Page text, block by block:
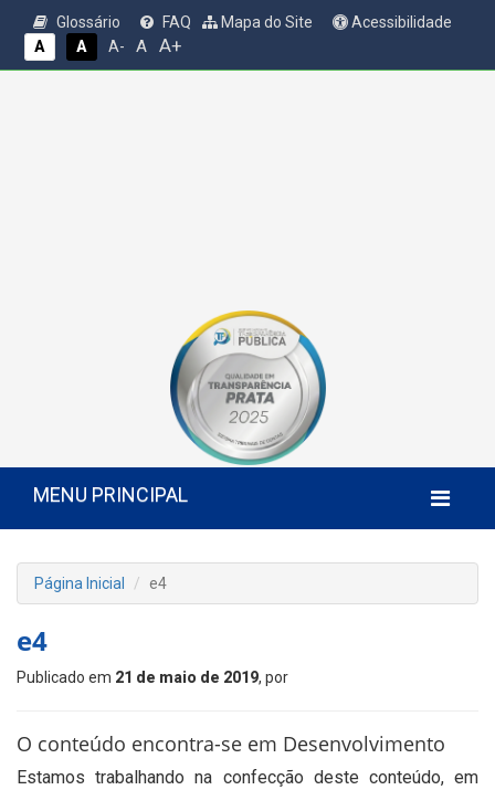
Glossário FAQ Mapa do Site
Acessibilidade
A
A A- A A+
MENU PRINCIPAL
Página Inicial e4
e4
Publicado em 21 de maio de 2019, por
O conteúdo encontra-se em Desenvolvimento
Estamos trabalhando na confecção deste conteúdo, em